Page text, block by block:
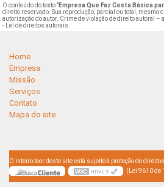
O conteúdo do texto "Empresa Que Faz Cesta Básica
direito reservado. Sua reprodução, parcial ou total, mesmo
autorização do autor. Crime de violação de direito autoral –
- Lei de direitos autorais
Home
Empresa
Missão
Serviços
Contato
Mapa do site
O inteiro teor deste site está sujeito à proteção de
(Lei 9610 de